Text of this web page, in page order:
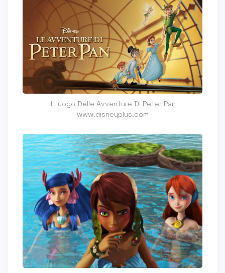
Il Luogo Delle Avventure Di Peter Pan
www.disneyplus.com